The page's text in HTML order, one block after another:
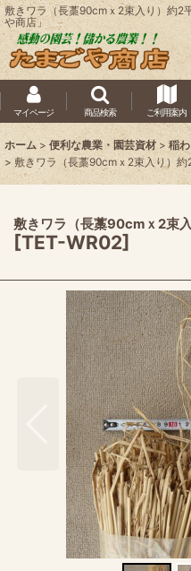
敷きワラ（長藁90cmｘ2束入り）約2
や商店」
マイページ 商品検索 ご利用案内
ホーム > 便利な農業・園芸資材 > 稲
> 敷きワラ（長藁90cmｘ2束入り）約
敷きワラ（長藁90cmｘ2束
[TET-WR02]